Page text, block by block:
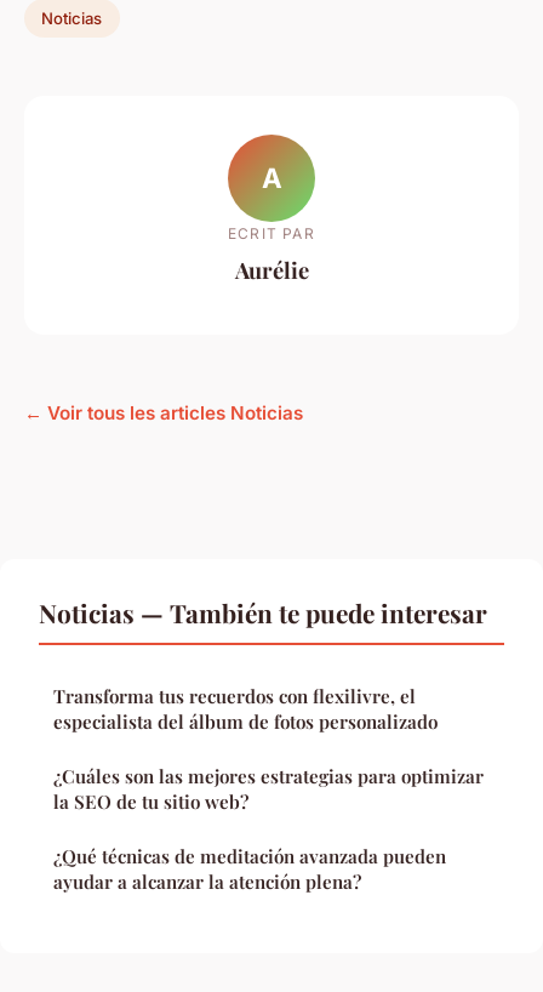
Noticias
A
ECRIT PAR
Aurélie
← Voir tous les articles Noticias
Noticias — También te puede interesar
Transforma tus recuerdos con flexilivre, el
especialista del álbum de fotos personalizado
¿Cuáles son las mejores estrategias para optimizar
la SEO de tu sitio web?
¿Qué técnicas de meditación avanzada pueden
ayudar a alcanzar la atención plena?